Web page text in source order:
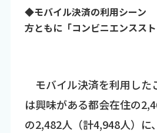
◆モバイル決済の利用シーン
方ともに「コンビニエンススト
モバイル決済を利用した
は興味がある都会在住の
の2,482人（計4,948人）に